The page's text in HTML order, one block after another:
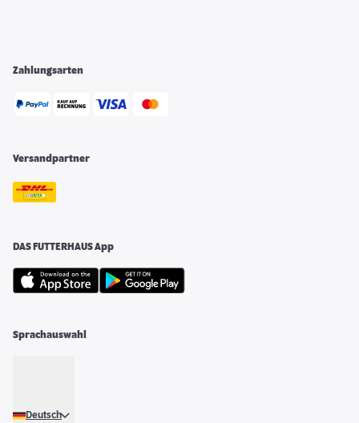
Zahlungsarten
Versandpartner
DAS FUTTERHAUS App
Sprachauswahl
Deutsch